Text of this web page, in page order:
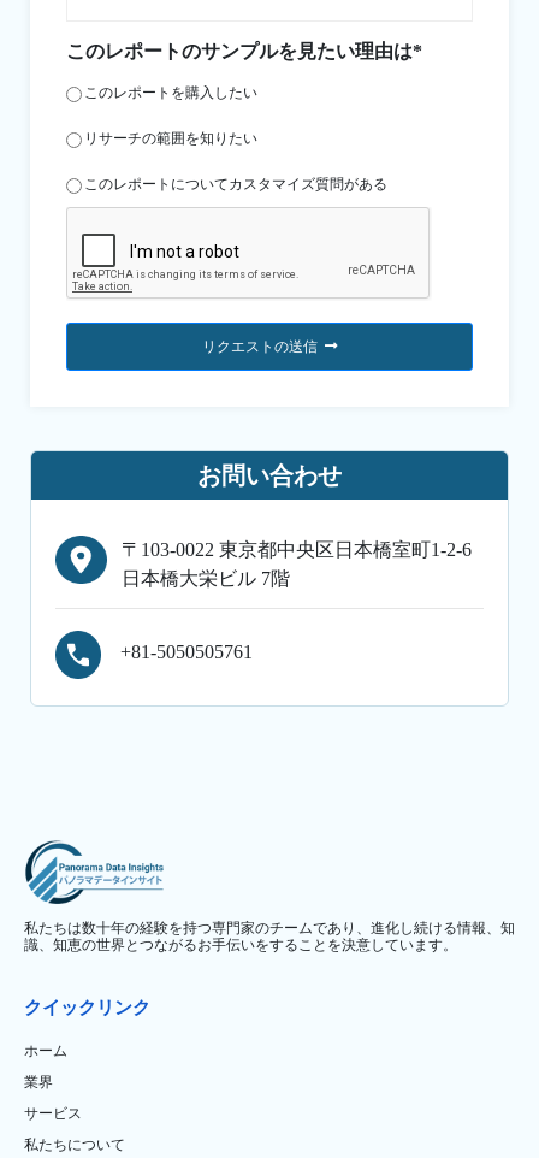
このレポートのサンプルを見たい理由は*
このレポートを購入したい
リサーチの範囲を知りたい
このレポートについてカスタマイズ質問がある
リクエストの送信
お問い合わせ
〒103-0022 東京都中央区日本橋室町1-2-6
日本橋大栄ビル 7階
+81-5050505761
私たちは数十年の経験を持つ専門家のチームであり、進化し続ける情報、知
識、知恵の世界とつながるお手伝いをすることを決意しています。
クイックリンク
ホーム
業界
サービス
私たちについて